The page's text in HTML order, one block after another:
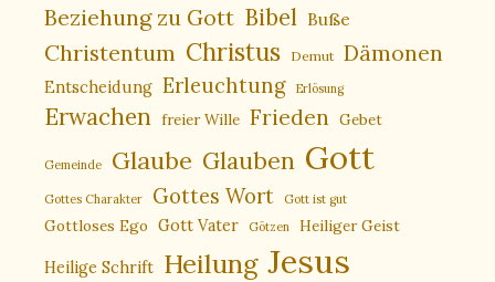
Beziehung zu Gott Bibel Buße
Christentum Christus Demut Dämonen
Entscheidung Erleuchtung Erlösung
Erwachen freier Wille Frieden Gebet
Gemeinde Glaube Glauben Gott
Gottes Charakter Gottes Wort Gott ist gut
Gottloses Ego Gott Vater Götzen Heiliger Geist
Heilige Schrift Heilung Jesus